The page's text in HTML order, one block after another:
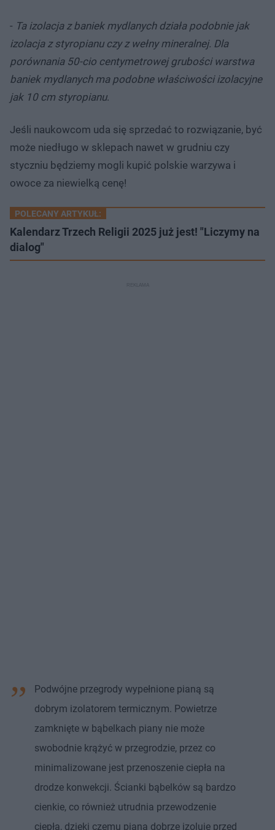
- Ta izolacja z baniek mydlanych działa podobnie jak
izolacja z styropianu czy z wełny mineralnej. Dla
porównania 50-cio centymetrowej grubości warstwa
baniek mydlanych ma podobne właściwości izolacyjne
jak 10 cm styropianu.
Jeśli naukowcom uda się sprzedać to rozwiązanie, być
może niedługo w sklepach nawet w grudniu czy
styczniu będziemy mogli kupić polskie warzywa i
owoce za niewielką cenę!
POLECANY ARTYKUŁ:
Kalendarz Trzech Religii 2025 już jest! "Liczymy na
dialog"
Podwójne przegrody wypełnione pianą są
dobrym izolatorem termicznym. Powietrze
zamknięte w bąbelkach piany nie może
swobodnie krążyć w przegrodzie, przez co
minimalizowane jest przenoszenie ciepła na
drodze konwekcji. Ścianki bąbelków są bardzo
cienkie, co również utrudnia przewodzenie
ciepła, dzięki czemu piana dobrze izoluje przed